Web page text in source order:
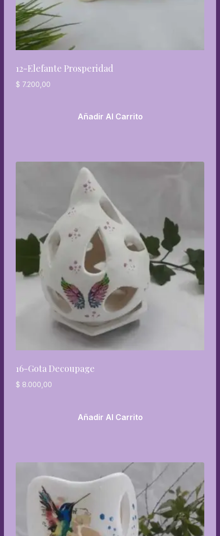
12-Elefante Prosperidad
$ 7.200,00
Añadir Al Carrito
16-Gota Decoupage
$ 8.000,00
Añadir Al Carrito